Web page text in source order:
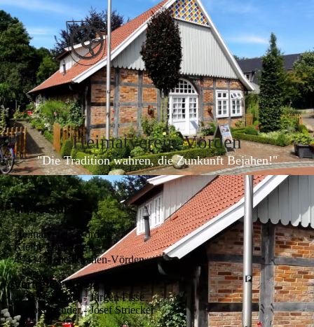
Heimatverein-Vörden
"Die Tradition wahren, die Zunkunft Bejahen!"
Impressum
Heimatverein Vörden
Kleine Hinterstr. 1
49434 Neuenkirchen-Vörden
Vertreten durch:
1. Vorstizender - Jürgen Fisse
2. Vorstizender - Josef Striecker